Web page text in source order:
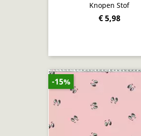
Knopen Stof
€ 5,98
-15%